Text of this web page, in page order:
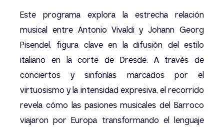
Este programa explora la estrecha relación
musical entre Antonio Vivaldi y Johann Georg
Pisendel, figura clave en la difusión del estilo
italiano en la corte de Dresde. A través de
conciertos y sinfonías marcados por el
virtuosismo y la intensidad expresiva, el recorrido
revela cómo las pasiones musicales del Barroco
viajaron por Europa transformando el lenguaje